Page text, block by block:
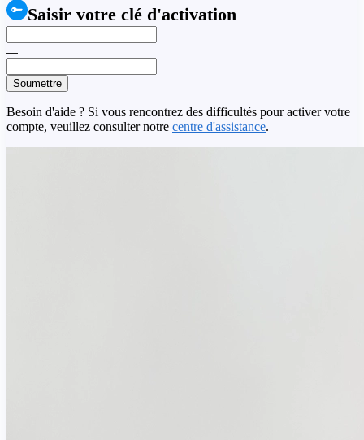
Saisir votre clé d'activation
Soumettre
Besoin d'aide ? Si vous rencontrez des difficultés pour activer votre
compte, veuillez consulter notre centre d'assistance.